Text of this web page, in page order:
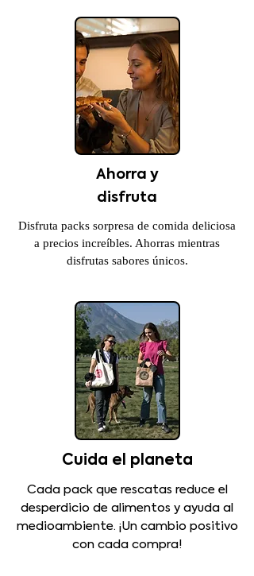
Ahorra y
disfruta
Disfruta packs sorpresa de comida deliciosa
a precios increíbles. Ahorras mientras
disfrutas sabores únicos.
Cuida el planeta
Cada pack que rescatas reduce el
desperdicio de alimentos y ayuda al
medioambiente. ¡Un cambio positivo
con cada compra!